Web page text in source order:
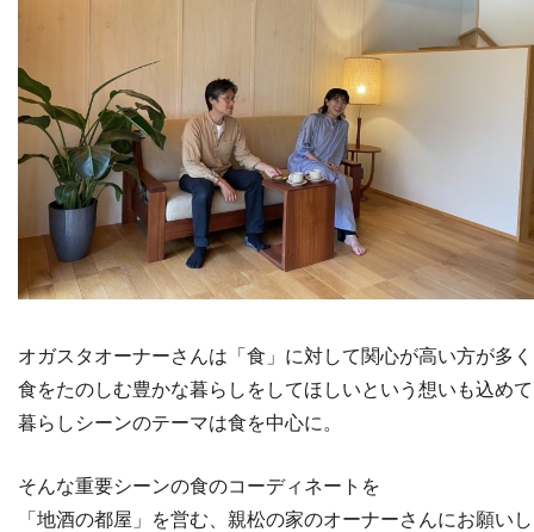
オガスタオーナーさんは「食」に対して関心が高い方が多く
食をたのしむ豊かな暮らしをしてほしいという想いも込めて
暮らしシーンのテーマは食を中心に。
そんな重要シーンの食のコーディネートを
「地酒の都屋」を営む、親松の家のオーナーさんにお願い